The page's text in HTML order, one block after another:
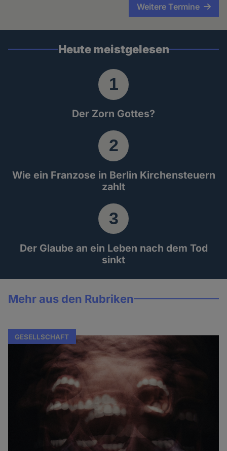
Weitere Termine
Heute meistgelesen
Der Zorn Gottes?
Wie ein Franzose in Berlin Kirchensteuern
zahlt
Der Glaube an ein Leben nach dem Tod
sinkt
Mehr aus den Rubriken
GESELLSCHAFT